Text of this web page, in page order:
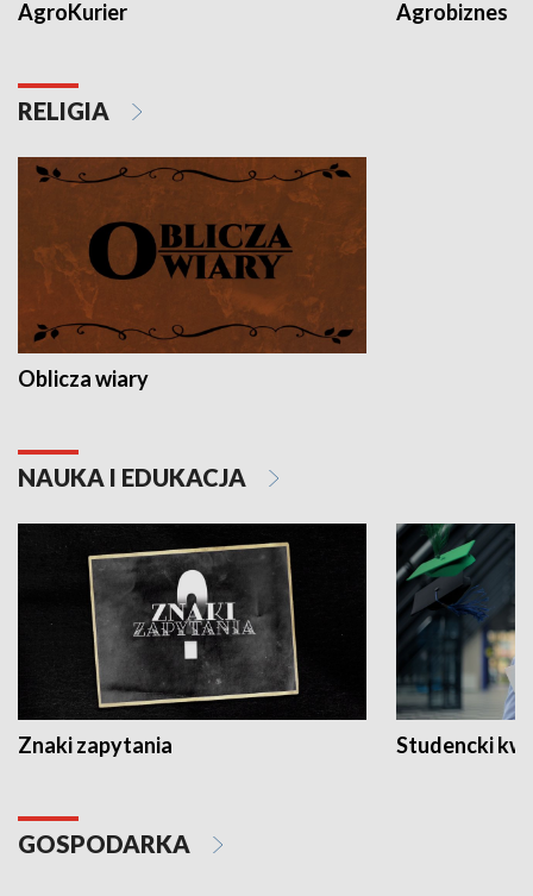
AgroKurier Agrobiznes
RELIGIA
Oblicza wiary
NAUKA I EDUKACJA
Znaki zapytania Studencki
GOSPODARKA